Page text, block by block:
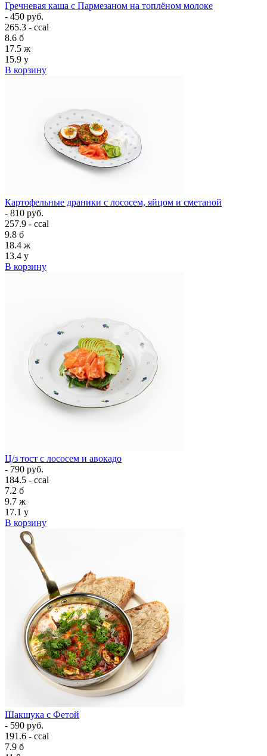
Гречневая каша с Пармезаном на топлёном молоке
- 450 руб.
265.3 - ccal
8.6 б
17.5 ж
15.9 у
В корзину
Картофельные драники с лососем, яйцом и сметаной
- 810 руб.
257.9 - ccal
9.8 б
18.4 ж
13.4 у
В корзину
Ц/з тост с лососем и авокадо
- 790 руб.
184.5 - ccal
7.2 б
9.7 ж
17.1 у
В корзину
Шакшука с Фетой
- 590 руб.
191.6 - ccal
7.9 б